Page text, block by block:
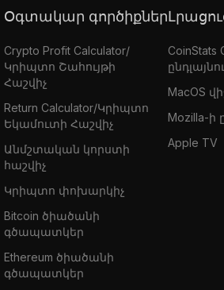
Օգտակար գործիքներ
Crypto Profit Calculator/
Կրիպտո Շահույթի
Հաշվիչ
Return Calculator/Կրիպտո
Եկամուտի Հաշվիչ
Անմշտական կորստի
հաշվիչ
Կրիպտո փոխարկիչ
Bitcoin ծիածանի
գծապատկեր
Ethereum ծիածանի
գծապատկեր
CoinStats
MacOS
Mozilla-ի
Apple TV